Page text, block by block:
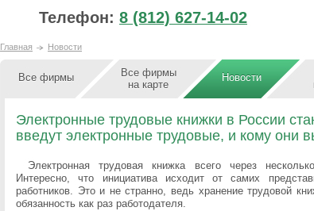
Телефон: 8 (812) 627-14-02
Главная Новости
Все фирмы
Все фирмы
на карте
Новости
Электронные трудовые книжки в России
введут электронные трудовые, и кому они
Электронная трудовая книжка всего через
Интересно, что инициатива исходит от самих
работников. Это и не странно, ведь хранение трудовой
обязанность как раз работодателя.